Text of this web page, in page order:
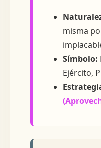
misma
Símbolo:
Ejército,